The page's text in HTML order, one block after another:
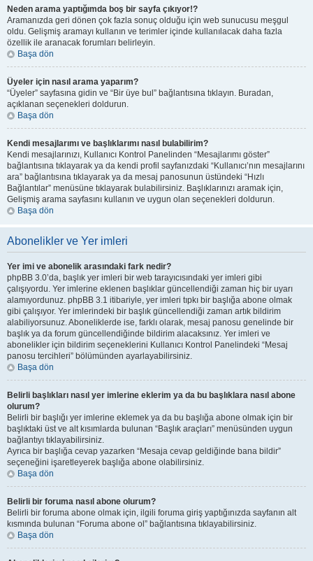
Neden arama yaptığımda boş bir sayfa çıkıyor!?
Aramanızda geri dönen çok fazla sonuç olduğu için web sunucusu meşgul
oldu. Gelişmiş aramayı kullanın ve terimler içinde kullanılacak daha fazla
özellik ile aranacak forumları belirleyin.
Başa dön
Üyeler için nasıl arama yaparım?
“Üyeler” sayfasına gidin ve “Bir üye bul” bağlantısına tıklayın. Buradan,
açıklanan seçenekleri doldurun.
Başa dön
Kendi mesajlarımı ve başlıklarımı nasıl bulabilirim?
Kendi mesajlarınızı, Kullanıcı Kontrol Panelinden “Mesajlarımı göster”
bağlantısına tıklayarak ya da kendi profil sayfanızdaki “Kullanıcı’nın mesajlarını
ara” bağlantısına tıklayarak ya da mesaj panosunun üstündeki “Hızlı
Bağlantılar” menüsüne tıklayarak bulabilirsiniz. Başlıklarınızı aramak için,
Gelişmiş arama sayfasını kullanın ve uygun olan seçenekleri doldurun.
Başa dön
Abonelikler ve Yer imleri
Yer imi ve abonelik arasındaki fark nedir?
phpBB 3.0’da, başlık yer imleri bir web tarayıcısındaki yer imleri gibi
çalışıyordu. Yer imlerine eklenen başlıklar güncellendiği zaman hiç bir uyarı
alamıyordunuz. phpBB 3.1 itibariyle, yer imleri tıpkı bir başlığa abone olmak
gibi çalışıyor. Yer imlerindeki bir başlık güncellendiği zaman artık bildirim
alabiliyorsunuz. Aboneliklerde ise, farklı olarak, mesaj panosu genelinde bir
başlık ya da forum güncellendiğinde bildirim alacaksınız. Yer imleri ve
abonelikler için bildirim seçeneklerini Kullanıcı Kontrol Panelindeki “Mesaj
panosu tercihleri” bölümünden ayarlayabilirsiniz.
Başa dön
Belirli başlıkları nasıl yer imlerine eklerim ya da bu başlıklara nasıl abone
olurum?
Belirli bir başlığı yer imlerine eklemek ya da bu başlığa abone olmak için bir
başlıktaki üst ve alt kısımlarda bulunan “Başlık araçları” menüsünden uygun
bağlantıyı tıklayabilirsiniz.
Ayrıca bir başlığa cevap yazarken “Mesaja cevap geldiğinde bana bildir”
seçeneğini işaretleyerek başlığa abone olabilirsiniz.
Başa dön
Belirli bir foruma nasıl abone olurum?
Belirli bir foruma abone olmak için, ilgili foruma giriş yaptığınızda sayfanın alt
kısmında bulunan “Foruma abone ol” bağlantısına tıklayabilirsiniz.
Başa dön